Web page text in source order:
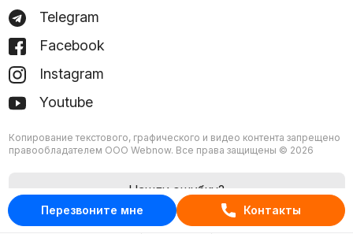
Перезвоните мне Контакты
Telegram
Facebook
Instagram
Youtube
Копирование текстового, графического и видео контента запрещено
правообладателем ООО Webnow. Все права защищены © 2026
Нашли ошибку?